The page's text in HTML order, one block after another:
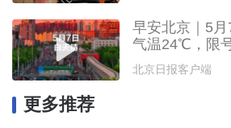
早安北京｜5
气温24℃，限
北京日报客户端
更多推荐